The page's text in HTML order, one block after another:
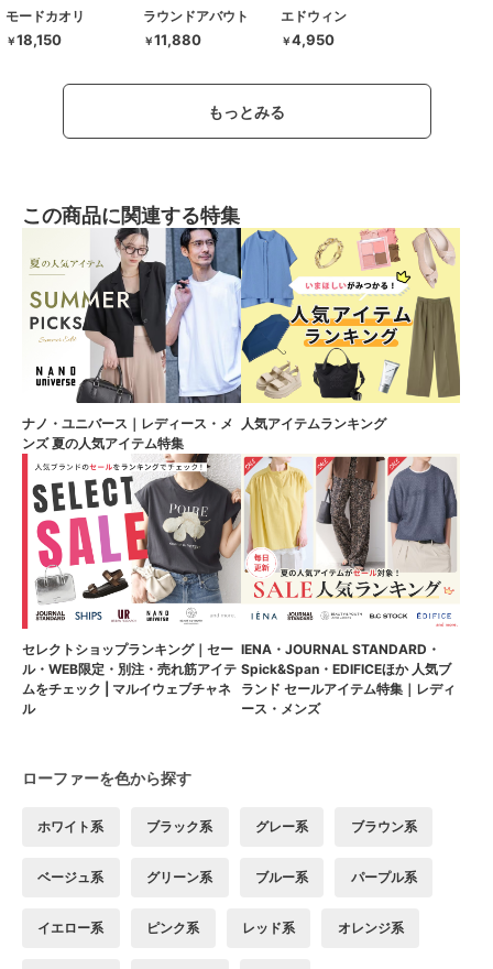
モードカオリ
￥18,150
ラウンドアバウト
￥11,880
エドウィン
￥4,950
もっとみる
この商品に関連する特集
ナノ・ユニバース｜レディース・メ
ンズ 夏の人気アイテム特集
人気アイテムランキング
セレクトショップランキング｜セー
ル・WEB限定・別注・売れ筋アイテ
ムをチェック | マルイウェブチャネ
ル
IENA・JOURNAL STANDARD・
Spick&Span・EDIFICEほか 人気ブ
ランド セールアイテム特集｜レディ
ース・メンズ
ローファーを色から探す
ホワイト系 ブラック系 グレー系 ブラウン系
ベージュ系 グリーン系 ブルー系 パープル系
イエロー系 ピンク系 レッド系 オレンジ系